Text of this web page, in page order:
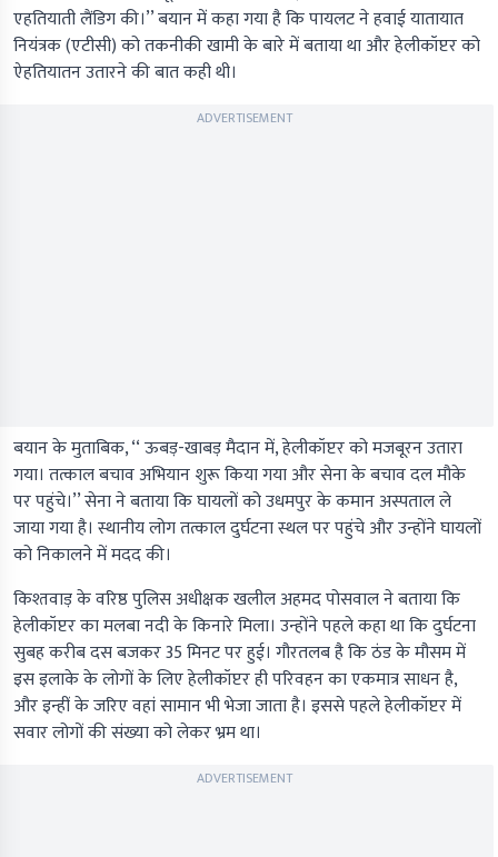
एहतियाती लैंडिग की।’’ बयान में कहा गया है कि पायलट ने हवाई यातायात
नियंत्रक (एटीसी) को तकनीकी खामी के बारे में बताया था और हेलीकॉप्टर को
ऐहतियातन उतारने की बात कही थी।
ADVERTISEMENT
बयान के मुताबिक, ‘‘ ऊबड़-खाबड़ मैदान में, हेलीकॉप्टर को मजबूरन उतारा
गया। तत्काल बचाव अभियान शुरू किया गया और सेना के बचाव दल मौके
पर पहुंचे।’’ सेना ने बताया कि घायलों को उधमपुर के कमान अस्पताल ले
जाया गया है। स्थानीय लोग तत्काल दुर्घटना स्थल पर पहुंचे और उन्होंने घायलों
को निकालने में मदद की।
किश्तवाड़ के वरिष्ठ पुलिस अधीक्षक खलील अहमद पोसवाल ने बताया कि
हेलीकॉप्टर का मलबा नदी के किनारे मिला। उन्होंने पहले कहा था कि दुर्घटना
सुबह करीब दस बजकर 35 मिनट पर हुई। गौरतलब है कि ठंड के मौसम में
इस इलाके के लोगों के लिए हेलीकॉप्टर ही परिवहन का एकमात्र साधन है,
और इन्हीं के जरिए वहां सामान भी भेजा जाता है। इससे पहले हेलीकॉप्टर में
सवार लोगों की संख्या को लेकर भ्रम था।
ADVERTISEMENT